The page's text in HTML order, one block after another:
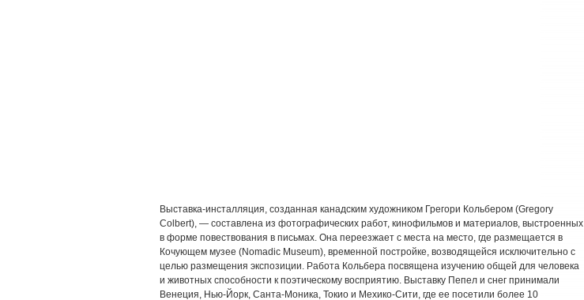
Выставка-инсталляция, созданная канадским художником Грегори Кольбером (Gregory
Colbert), — составлена из фотографических работ, кинофильмов и материалов, выстроенных
в форме повествования в письмах. Она переезжает с места на место, где размещается в
Кочующем музее (Nomadic Museum), временной постройке, возводящейся исключительно с
целью размещения экспозиции. Работа Кольбера посвящена изучению общей для человека
и животных способности к поэтическому восприятию. Выставку Пепел и снег принимали
Венеция, Нью-Йорк, Санта-Моника, Токио и Мехико-Сити, где ее посетили более 10